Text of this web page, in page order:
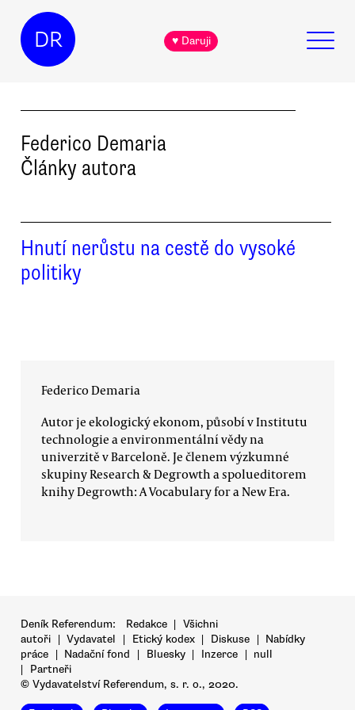
DR ♥ Daruji
Federico Demaria
Články autora
Hnutí nerůstu na cestě do vysoké
politiky
Federico Demaria
Autor je ekologický ekonom, působí v Institutu
technologie a environmentální vědy na
univerzitě v Barceloně. Je členem výzkumné
skupiny Research & Degrowth a spolueditorem
knihy Degrowth: A Vocabulary for a New Era.
Deník Referendum: Redakce | Všichni
autoři | Vydavatel | Etický kodex | Diskuse | Nabídky
práce | Nadační fond | Bluesky | Inzerce | null
|
Partneři
© Vydavatelství Referendum, s. r. o., 2020.